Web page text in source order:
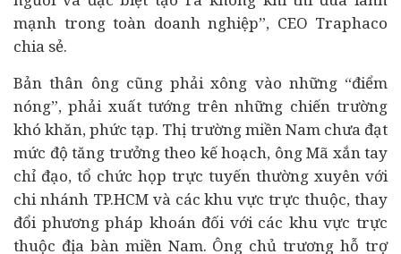
mạnh trong toàn doanh nghiệp”, CEO Traphaco
chia sẻ.
Bản thân ông cũng phải xông vào những “điểm
nóng”, phải xuất tướng trên những chiến trường
khó khăn, phức tạp. Thị trường miền Nam chưa đạt
mức độ tăng trưởng theo kế hoạch, ông Mã xắn tay
chỉ đạo, tổ chức họp trực tuyến thường xuyên với
chi nhánh TP.HCM và các khu vực trực thuộc, thay
đổi phương pháp khoán đối với các khu vực trực
thuộc địa bàn miền Nam. Ông chủ trương hỗ trợ